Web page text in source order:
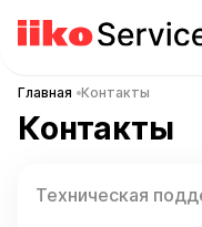
Главная Контакты
Контакты
Техническая